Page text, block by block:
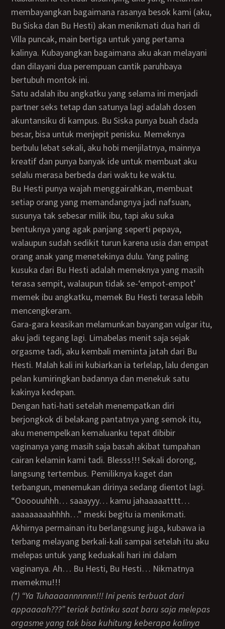
membayangkan bagaimana rasanya besok kami (aku,
Bu Siska dan Bu Hesti) akan menikmati dua hari di
Villa puncak, main bertiga untuk yang pertama
kalinya. Kubayangkan bagaimana aku akan melayani
dan dilayani dua perempuan cantik paruhbaya
bertubuh montok ini.
Satu adalah ibu angkatku yang selama ini menjadi
partner seks tetap dan satunya lagi adalah dosen
akuntansiku di kampus. Bu Siska punya buah dada
besar, bisa untuk menjepit penisku. Memeknya
berbulu lebat sekali, aku hobi menjilatnya, mainnya
kreatif dan punya banyak ide untuk membuat aku
selalu merasa berbeda dari waktu ke waktu.
Bu Hesti punya wajah menggairahkan, membuat
setiap orang yang memandangnya jadi nafsuan,
susunya tak sebesar milik ibu, tapi aku suka
bentuknya yang agak panjang seperti pepaya,
walaupun sudah sedikit turun karena usia dan empat
orang anak yang menetekinya dulu. Yang paling
kusuka dari Bu Hesti adalah memeknya yang masih
terasa sempit, walaupun tidak se-‘empot-empot’
memek ibu angkatku, memek Bu Hesti terasa lebih
mencengkeram.
Gara-gara keasikan melamunkan bayangan vulgar itu,
aku jadi tegang lagi. Limabelas menit saja sejak
orgasme tadi, aku kembali meminta jatah dari Bu
Hesti. Malah kali ini kubiarkan ia terlelap, lalu dengan
pelan kumiringkan badannya dan menekuk satu
kakinya kedepan.
Dengan hati-hati setelah menempatkan diri
berjongkok di belakang pantatnya yang semok itu,
aku menempelkan kemaluanku tepat dibibir
vaginanya yang masih saja basah akibat tumpahan
cairan kelamin kami tadi. Blesss!!! Sekali dorong,
langsung tertembus. Pemiliknya kaget dan
terbangun, menemukan dirinya sedang dientot lagi.
“oooouuhhh… saaayyy… kamu jahaaaaatttt…
aaaaaaaaahhhh…” meski begitu ia menikmati.
Akhirnya permainan itu berlangsung juga, kubawa ia
terbang melayang berkali-kali sampai setelah itu aku
melepas untuk yang keduakali hari ini dalam
vaginanya. Ah… Bu Hesti, Bu Hesti… Nikmatnya
memekmu!!!
(*) “Ya Tuhaaaannnnnn!!! Ini penis terbuat dari
appaaaah???” teriak batinku saat baru saja melepas
orgasme yang tak bisa kuhitung keberapa kalinya